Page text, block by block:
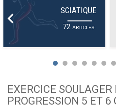
SCIATIQUE
72 ARTICLES
EXERCICE
PROGRESSION 5 ET 6